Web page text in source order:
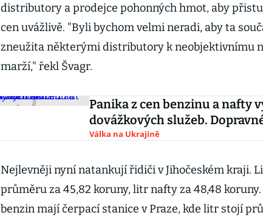
distributory a prodejce pohonných hmot, aby
cen uvážlivě. "Byli bychom velmi neradi, aby ta
zneužita některými distributory k neobjektivnímu
marží," řekl Švagr.
Panika z cen benzinu a nafty
dovážkových služeb.
Válka na Ukrajině
Nejlevněji nyní natankují řidiči v Jihočeském kraji.
průměru za 45,82 koruny, litr nafty za 48,48
benzin mají čerpací stanice v Praze, kde litr stojí